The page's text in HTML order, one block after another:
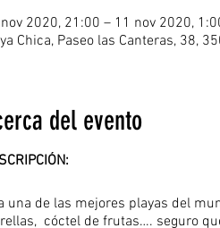
2020, 21:00 – 11 nov 2020,
Chica, Paseo las Canteras, 38,
del evento
una de las mejores playas del
cóctel de frutas…. seguro